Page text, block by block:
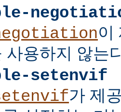
이
사용하지 않는
setenvif
가 제